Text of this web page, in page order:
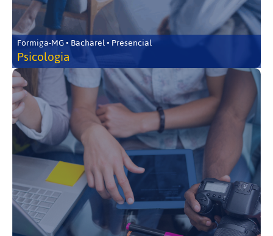
Formiga-MG • Bacharel • Presencial
Psicologia